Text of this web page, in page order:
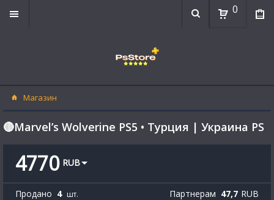
0
Магазин
🔴Marvel’s Wolverine PS5 • Турция | Украина PS
4770 RUB
Продано 4 шт. Партнерам 47,7 RUB